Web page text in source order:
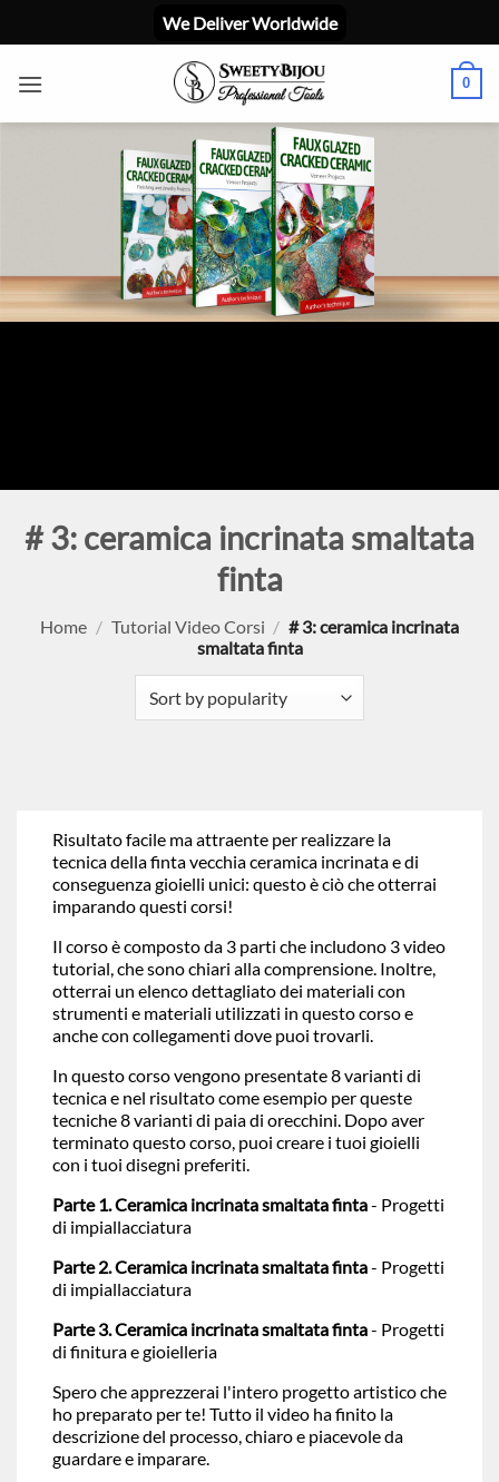
to
We Deliver Worldwide
0
# 3: ceramica incrinata smaltata
finta
Home / Tutorial Video Corsi / # 3: ceramica incrinata
smaltata finta
Risultato facile ma attraente per realizzare la
tecnica della finta vecchia ceramica incrinata e di
conseguenza gioielli unici: questo è ciò che otterrai
imparando questi corsi!
Il corso è composto da 3 parti che includono 3 video
tutorial, che sono chiari alla comprensione. Inoltre,
otterrai un elenco dettagliato dei materiali con
strumenti e materiali utilizzati in questo corso e
anche con collegamenti dove puoi trovarli.
In questo corso vengono presentate 8 varianti di
tecnica e nel risultato come esempio per queste
tecniche 8 varianti di paia di orecchini. Dopo aver
terminato questo corso, puoi creare i tuoi gioielli
con i tuoi disegni preferiti.
Parte 1. Ceramica incrinata smaltata finta- Progetti
di impiallacciatura
Parte 2. Ceramica incrinata smaltata finta- Progetti
di impiallacciatura
Parte 3. Ceramica incrinata smaltata finta- Progetti
di finitura e gioielleria
Spero che apprezzerai l'intero progetto artistico che
ho preparato per te! Tutto il video ha finito la
descrizione del processo, chiaro e piacevole da
guardare e imparare.